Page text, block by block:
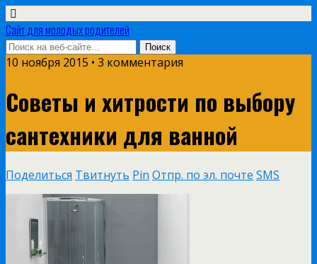
Сайт для молодых родителей
10 ноября 2015 • 3 комментария
Советы и хитрости по выбору
сантехники для ванной
Поделиться Твитнуть Pin Отпр. по эл. почте SMS